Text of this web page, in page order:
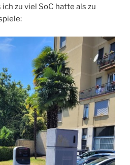
zu viel SoC hatte als zu